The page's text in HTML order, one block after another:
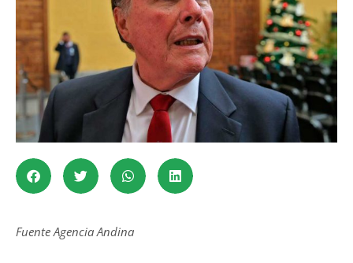
Fuente Agencia Andina